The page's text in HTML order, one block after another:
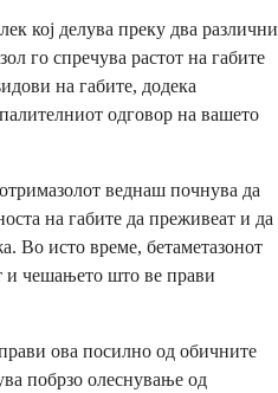
кој делува преку два различни
го спречува растот на габите
на габите, додека
одговор на вашето
веднаш почнува да
на габите да преживеат и да
Во исто време, бетаметазонот
и чешањето што ве прави
ова посилно од обичните
побрзо олеснување од